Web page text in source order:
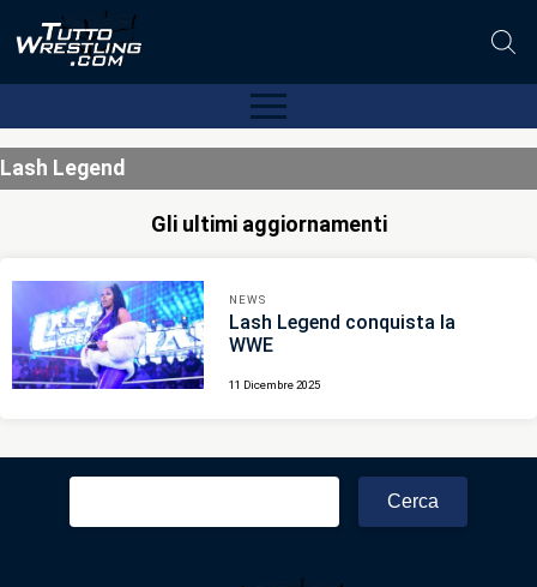
Lash Legend
Gli ultimi aggiornamenti
NEWS
Lash Legend conquista la
WWE
11 Dicembre 2025
Ricerca